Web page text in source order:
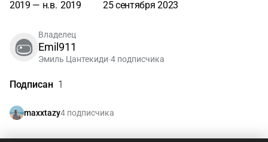
2019 — н.в. 2019 25 сентября 2023
Владелец
Emil911
Эмиль Цантекиди•4 подписчика
Подписан 1
maxxtazy4 подписчика